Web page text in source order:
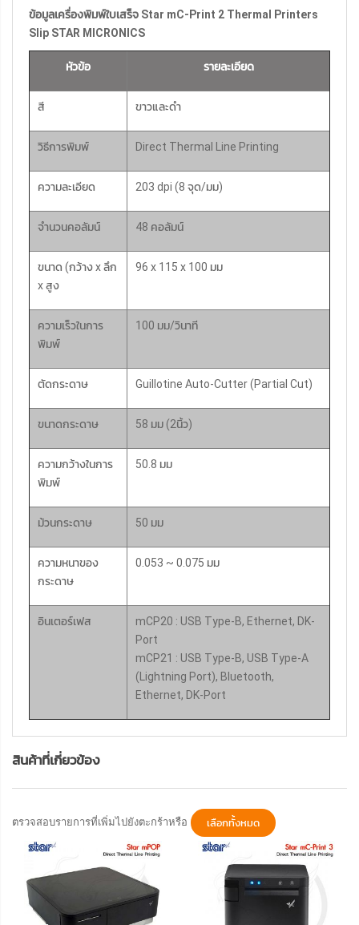
ข้อมูลเครื่องพิมพ์ใบเสร็จ Star mC-Print 2 Thermal Printers
Slip STAR MICRONICS
หัวข้อ รายละเอียด
สี ขาวและดำ
วิธีการพิมพ์ Direct Thermal Line Printing
ความละเอียด 203 dpi (8 จุด/มม)
จำนวนคอลัมน์ 48 คอลัมน์
ขนาด (กว้าง x ลึก
x สูง
96 x 115 x 100 มม
ความเร็วในการ
พิมพ์
100 มม/วินาที
ตัดกระดาษ Guillotine Auto-Cutter (Partial Cut)
ขนาดกระดาษ 58 มม (2นิ้ว)
ความกว้างในการ
พิมพ์
50.8 มม
ม้วนกระดาษ 50 มม
ความหนาของ
กระดาษ
0.053 ~ 0.075 มม
อินเตอร์เฟส
mCP20 : USB Type-B, Ethernet, DK-
Port
mCP21 : USB Type-B, USB Type-A
(Lightning Port), Bluetooth,
Ethernet, DK-Port
สินค้าที่เกี่ยวข้อง
ตรวจสอบรายการที่เพิ่มไปยังตะกร้าหรือ เลือกทั้งหมด